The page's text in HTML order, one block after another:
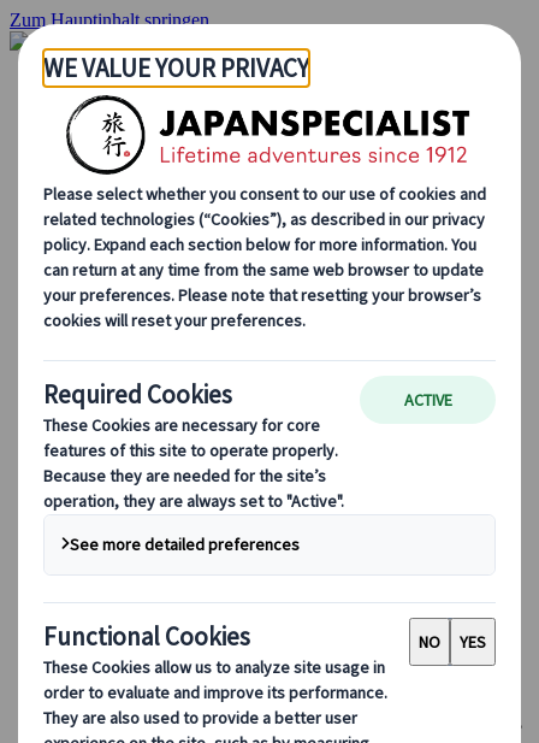
Zum Hauptinhalt springen
Startseite
Rundreisen
Individuelle Reisen
Gruppenreisen
Selbstfahrerreisen
Ausflüge
Massgeschneiderte Gruppenreisen
Japan Rail Pass
Wie wir arbeiten
Über uns
Treffen Sie unser Team
Werden Sie Teil unseres Teams
Saisonale Reisetipps
Highlights des Reiseziels
Kulturelle Einblicke
Kulinarische Erlebnisse
Entdecke Japan mit dem Zug
Häufig gestellte Fragen
Wichtige Informationen
Etikette in Japan
Autofahren in Japan
Bei uns buchen
Japan Rail Pass
Unterkunft
Online-Beratung
Japanspecialist
Japan Reiseblog
Highlights des Reiseziels
Haneda vs. Narita - Welchen Flughafen solltest du anfliegen?